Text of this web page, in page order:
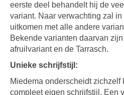
eerste deel behandelt hij de
variant. Naar verwachting zal in
uitkomen met alle andere
Bekende varianten daarvan
afruilvariant en de Tarrasch.
Unieke schrijfstijl:
Miedema onderscheidt zichzelf
compleet eigen schrijfstijl. Een